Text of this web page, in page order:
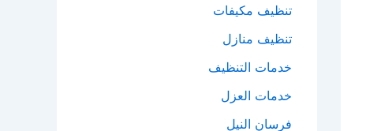
تنظيف مكيفات
تنظيف منازل
خدمات التنظيف
خدمات العزل
فرسان النيل